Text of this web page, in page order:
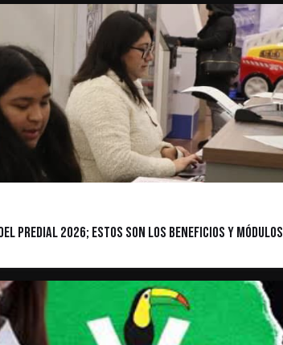
Predial 2026; estos son los beneficios y módulos